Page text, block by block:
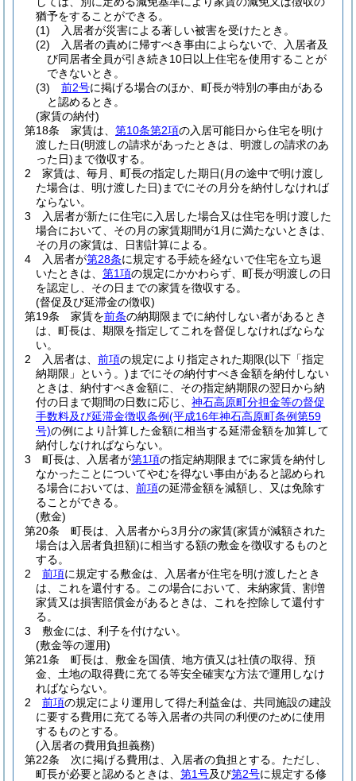
猶予をすることができる。
(1)
入居者が災害による著しい被害を受けたとき。
(2)
入居者の責めに帰すべき事由によらないで、入居者及
び同居者全員が引き続き10日以上住宅を使用することが
できないとき。
(3)
前2号に掲げる場合のほか、町長が特別の事由がある
と認めるとき。
(家賃の納付)
第18条
家賃は、 第10条第2項の入居可能日から住宅を明け
渡した日(明渡しの請求があったときは、明渡しの請求のあ
った日) まで徴収する。
2
家賃は、毎月、町長の指定した期日(月の途中で明け渡し
た場合は、明け渡した日) までにその月分を納付しなければ
ならない。
3
入居者が新たに住宅に入居した場合又は住宅を明け渡した
場合において、その月の家賃期間が1月に満たないときは、
その月の家賃は、日割計算による。
4
入居者が第28条に規定する手続を経ないで住宅を立ち退
いたときは、 第1項の規定にかかわらず、町長が明渡しの日
を認定し、その日までの家賃を徴収する。
(督促及び延滞金の徴収)
第19条
家賃を前条の納期限までに納付しない者があるとき
は、町長は、期限を指定してこれを督促しなければならな
い。
2
入居者は、 前項の規定により指定された期限(以下「指定
納期限」という。) までにその納付すべき金額を納付しない
ときは、納付すべき金額に、その指定納期限の翌日から納
付の日まで期間の日数に応じ、 神石高原町分担金等の督促
手数料及び延滞金徴収条例(平成16年神石高原町条例第59
号)の例により計算した金額に相当する延滞金額を加算して
納付しなければならない。
3
町長は、入居者が第1項の指定納期限までに家賃を納付し
なかったことについてやむを得ない事由があると認められ
る場合においては、 前項の延滞金額を減額し、又は免除す
ることができる。
(敷金)
第20条
町長は、入居者から3月分の家賃(家賃が減額された
場合は入居者負担額)に相当する額の敷金を徴収するものと
する。
2
前項に規定する敷金は、入居者が住宅を明け渡したとき
は、これを還付する。
この場合において、未納家賃、割増
家賃又は損害賠償金があるときは、これを控除して還付す
る。
3
敷金には、利子を付けない。
(敷金等の運用)
第21条
町長は、敷金を国債、地方債又は社債の取得、預
金、土地の取得費に充てる等安全確実な方法で運用しなけ
ればならない。
2
前項の規定により運用して得た利益金は、共同施設の建設
に要する費用に充てる等入居者の共同の利便のために使用
するものとする。
(入居者の費用負担義務)
第22条
次に掲げる費用は、入居者の負担とする。 ただし、
町長が必要と認めるときは、 第1号及び第2号に規定する修